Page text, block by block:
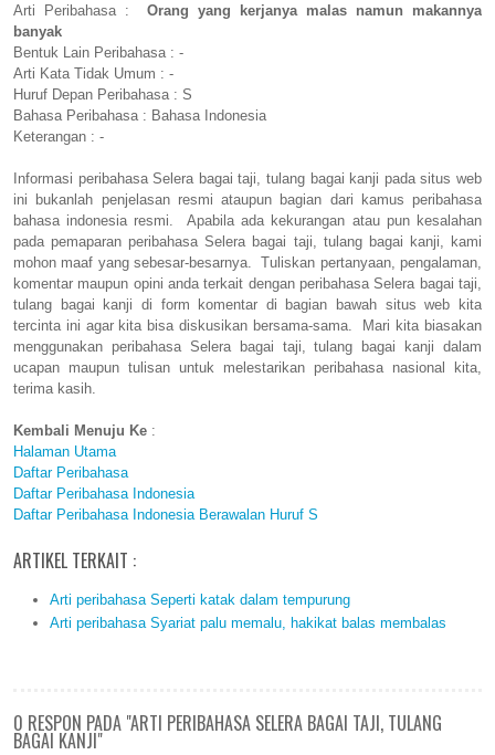
Arti Peribahasa : Orang yang kerjanya malas namun makannya
banyak
Bentuk Lain Peribahasa : -
Arti Kata Tidak Umum : -
Huruf Depan Peribahasa : S
Bahasa Peribahasa : Bahasa Indonesia
Keterangan : -
Informasi peribahasa Selera bagai taji, tulang bagai kanji pada situs web
ini bukanlah penjelasan resmi ataupun bagian dari kamus peribahasa
bahasa indonesia resmi. Apabila ada kekurangan atau pun kesalahan
pada pemaparan peribahasa Selera bagai taji, tulang bagai kanji, kami
mohon maaf yang sebesar-besarnya. Tuliskan pertanyaan, pengalaman,
komentar maupun opini anda terkait dengan peribahasa Selera bagai taji,
tulang bagai kanji di form komentar di bagian bawah situs web kita
tercinta ini agar kita bisa diskusikan bersama-sama. Mari kita biasakan
menggunakan peribahasa Selera bagai taji, tulang bagai kanji dalam
ucapan maupun tulisan untuk melestarikan peribahasa nasional kita,
terima kasih.
Kembali Menuju Ke :
Halaman Utama
Daftar Peribahasa
Daftar Peribahasa Indonesia
Daftar Peribahasa Indonesia Berawalan Huruf S
ARTIKEL TERKAIT :
Arti peribahasa Seperti katak dalam tempurung
Arti peribahasa Syariat palu memalu, hakikat balas membalas
0 RESPON PADA "ARTI PERIBAHASA SELERA BAGAI TAJI, TULANG
BAGAI KANJI"